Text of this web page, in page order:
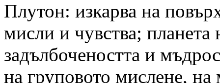
Плутон: изкарва на
мисли и чувства; планета
задълбочеността и
на груповото мислене, на